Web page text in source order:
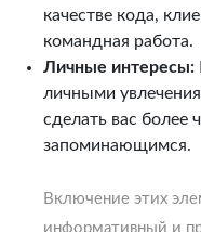
качестве кода,
командная работа.
Личные интересы:
личными
сделать вас более
запоминающимся.
Включение этих
информативный и